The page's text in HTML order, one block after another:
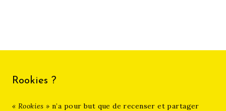
Rookies ?
« Rookies »n’a pour but que de recenser et partager